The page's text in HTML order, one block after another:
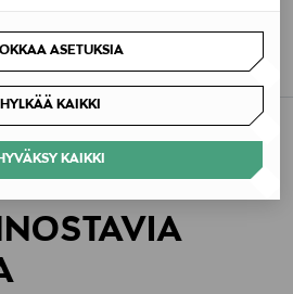
ASETUKSIA
HYLKÄÄ KAIKKI
KAIKKI
A.KJÆRBEDE
Charlie-aurinkolasit